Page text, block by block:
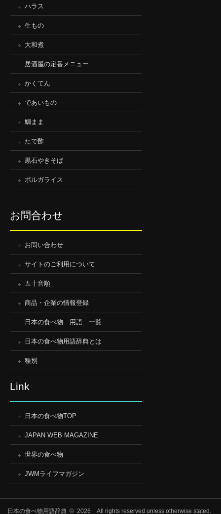
ハラス
生もの
大和煮
居酒屋の定番メニュー
かくてん
であいもの
鯛まま
たで酢
黒石やきそば
ボルガライス
お問合わせ
お問い合わせ
サイトのご利用について
五十音順
商品・企業の情報登録
日本の食べ物 用語 一覧
日本の食べ物用語辞典とは
種別
Link
日本の食べ物TOP
JAPAN WEB MAGAZINE
世界の食べ物
JWMライフマガジン
日本の食べ物用語辞典 © 2026 All rights reserved unless otherwise stated.